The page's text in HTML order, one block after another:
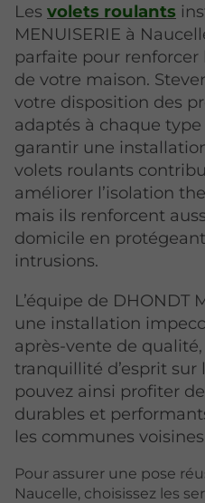
Les volets roulants
MENUISERIE à
parfaite pour
de votre maison.
votre disposition des
adaptés à chaque type
garantir une
volets roulants
améliorer l’isolation
mais ils renforcent
domicile en
intrusions.
L’équipe de DHONDT
une installation
après-vente de
tranquillité d’esprit sur
pouvez ainsi profiter
durables et
les communes
Pour assurer une pose
Naucelle, choisissez les